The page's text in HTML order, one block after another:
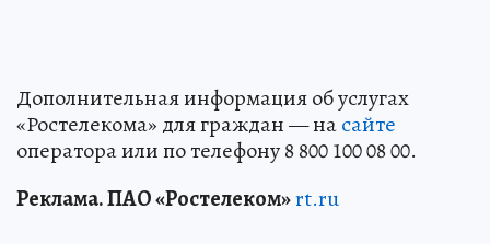
Дополнительная информация об услугах
«Ростелекома» для граждан — насайте
оператора или по телефону 8 800 100 08 00.
Реклама. ПАО «Ростелеком»rt.ru